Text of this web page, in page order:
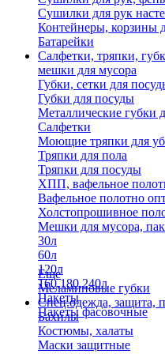
Сушилки для рук
Контейнеры, корзины
Батарейки
Салфетки, тряпки,
мешки для мусора
Губки, сетки для
Губки для посуды
Металлические губки
Салфетки
Моющие тряпки для
Тряпки для пола
Тряпки для посуды
ХПП, вафельное
Вафельное полотно
Холстопрошивное
Мешки для мусора,
30л
60л
120л
160,180,240л
Пакеты
Пакеты фасовочные
Еще
Меламиновые губки
Спец.одежда, защита,
Бахилы
Костюмы, халаты
Маски защитные